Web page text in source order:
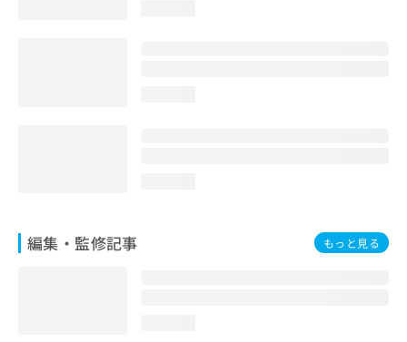
編集・監修記事 もっと見る